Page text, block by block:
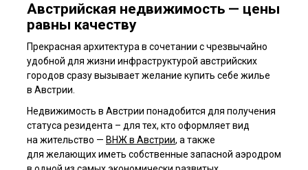
Австрийская недвижимость — цены
равны качеству
Прекрасная архитектура в сочетании с чрезвычайно
удобной для жизни инфраструктурой австрийских
городов сразу вызывает желание купить себе жилье
в Австрии.
Недвижимость в Австрии понадобится для получения
статуса резидента – для тех, кто оформляет вид
на жительство — ВНЖ в Австрии, а также
для желающих иметь собственные запасной аэродром